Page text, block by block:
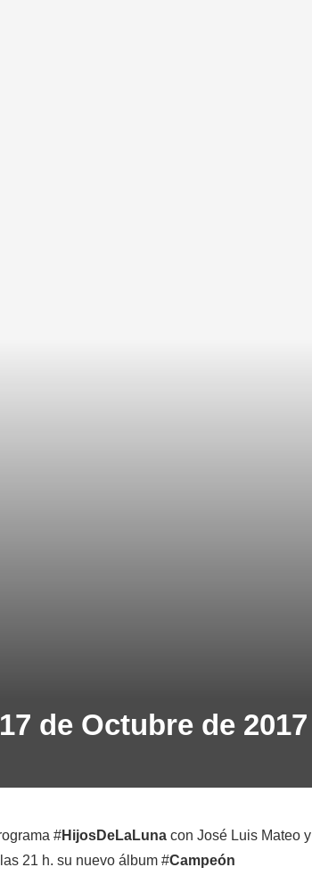
de Octubre de 2017
#HijosDeLaLuna con José Luis Mateo y
21 h. su nuevo álbum #Campeón